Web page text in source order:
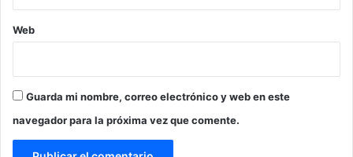
Web
Guarda mi nombre, correo electrónico y web en este
navegador para la próxima vez que comente.